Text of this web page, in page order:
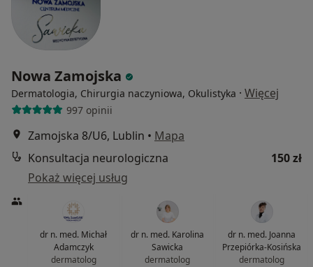
Nowa Zamojska
Dermatologia, Chirurgia naczyniowa, Okulistyka · Więcej
997 opinii
Zamojska 8/U6, Lublin • Mapa
Konsultacja neurologiczna
150 zł
Pokaż więcej usług
dr n. med. Michał
Adamczyk
dermatolog
dr n. med. Karolina
Sawicka
dermatolog
dr n. med. Joanna
Przepiórka-Kosińska
dermatolog